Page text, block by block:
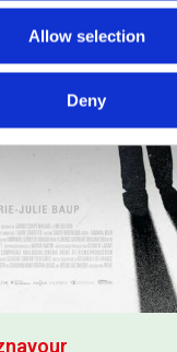
Allow selection
Deny